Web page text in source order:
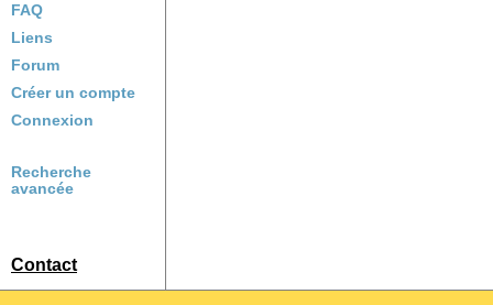
FAQ
Liens
Forum
Créer un compte
Connexion
Recherche
avancée
Contact